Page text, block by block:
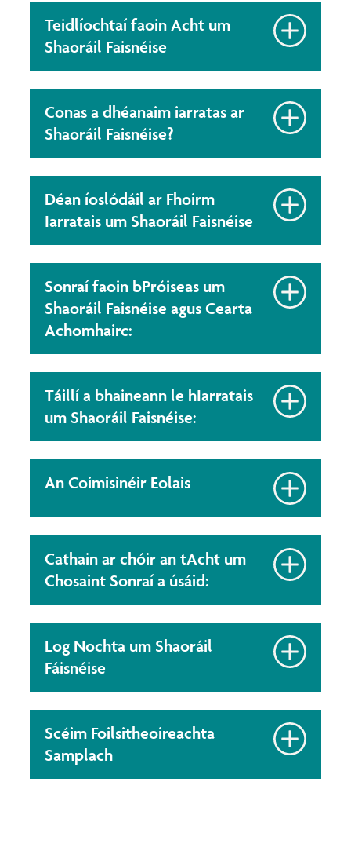
Teidlíochtaí faoin Acht um
Shaoráil Faisnéise
Conas a dhéanaim iarratas ar
Shaoráil Faisnéise?
Déan íoslódáil ar Fhoirm
Iarratais um Shaoráil Faisnéise
Sonraí faoin bPróiseas um
Shaoráil Faisnéise agus Cearta
Achomhairc:
Táillí a bhaineann le hIarratais
um Shaoráil Faisnéise:
An Coimisinéir Eolais
Cathain ar chóir an tAcht um
Chosaint Sonraí a úsáid:
Log Nochta um Shaoráil
Fáisnéise
Scéim Foilsitheoireachta
Samplach